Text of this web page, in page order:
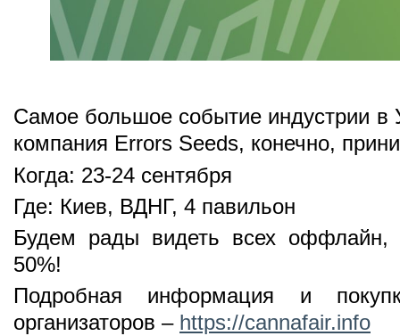
Самое большое событие индустрии в
компания Errors Seeds, конечно,
Когда: 23-24 сентября
Где: Киев, ВДНГ, 4 павильон
Будем рады видеть всех оффлайн,
50%!
Подробная информация и
организаторов – https://cannafair.info